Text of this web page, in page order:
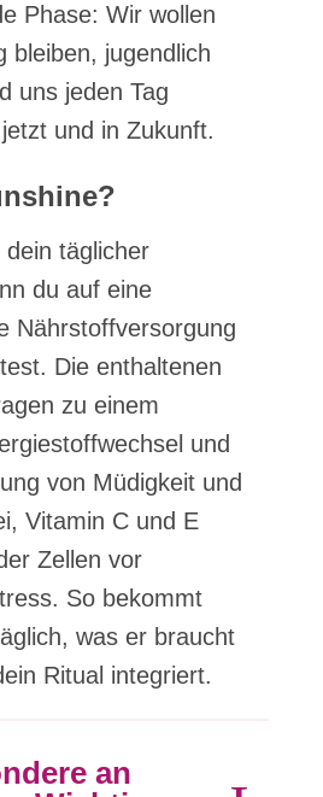
Phase: Wir wollen
bleiben, jugendlich
uns jeden Tag
und in Zukunft.
täglicher
du auf eine
Nährstoffversorgung
Die enthaltenen
zu einem
und
von Müdigkeit und
Vitamin C und E
Zellen vor
So bekommt
was er braucht
Ritual integriert.
an